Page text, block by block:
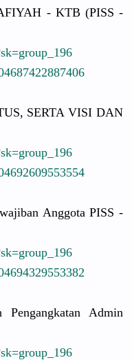
- KTB (PISS -
=group_196
7422887406
SERTA VISI DAN
=group_196
2609553554
Anggota PISS -
=group_196
4329553382
Pengangkatan Admin
=group_196